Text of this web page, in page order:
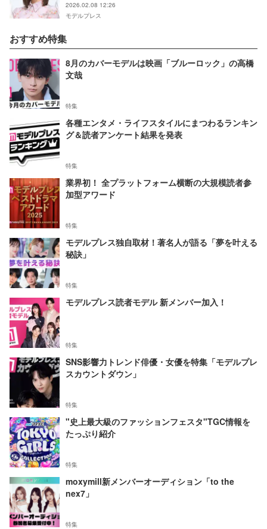
2026.02.08 12:26
モデルプレス
おすすめ特集
8月のカバーモデルは映画「ブルーロック」の高橋
文哉
特集
各種エンタメ・ライフスタイルにまつわるランキン
グ＆読者アンケート結果を発表
特集
業界初！ 全プラットフォーム横断の大規模読者参
加型アワード
特集
モデルプレス独自取材！著名人が語る「夢を叶える
秘訣」
特集
モデルプレス読者モデル 新メンバー加入！
特集
SNS影響力トレンド俳優・女優を特集「モデルプレ
スカウントダウン」
特集
"史上最大級のファッションフェスタ"TGC情報を
たっぷり紹介
特集
moxymill新メンバーオーディション「to the
nex7」
特集